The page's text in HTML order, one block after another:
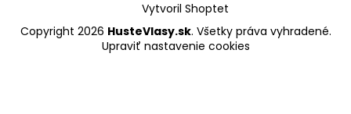
Vytvoril Shoptet
Copyright 2026 HusteVlasy.sk. Všetky práva vyhradené.
Upraviť nastavenie cookies